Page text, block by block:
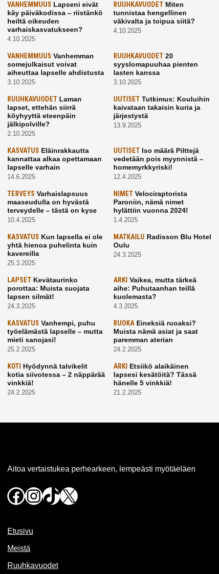
VANHEMMUUS Lapseni eivät
käy päiväkodissa – riistänkö
heiltä oikeuden
varhaiskasvatukseen?
4.10.2025
RUUHKAVUODETMiten
tunnistaa hengellinen
väkivalta ja toipua siitä?
4.10.2025
VANHEMMUUS Vanhemman
somejulkaisut voivat
aiheuttaa lapselle ahdistusta
3.10.2025
RUUHKAVUODET20
syyslomapuuhaa pienten
lasten kanssa
3.10.2025
RUUHKAVUODET Laman
lapset, ettehän siirrä
köyhyyttä eteenpäin
jälkipolville?
2.10.2025
UUTISETTutkimus: Kouluihin
kaivataan takaisin kuria ja
järjestystä
13.9.2025
KASVATUS Eläinrakkautta
kannattaa alkaa opettamaan
lapselle varhain
14.6.2025
UUTISETIso määrä Pilttejä
vedetään pois myynnistä –
homemyrkkyriski!
12.4.2025
TERVEYS Varhaislapsuus
maaseudulla on hyvästä
terveydelle – tästä on kyse
10.4.2025
NIMETVelociraptorista
Paroniin, nämä nimet
hylättiin vuonna 2024!
1.4.2025
KASVATUS Kun lapsella ei ole
yhtä hienoa puhelinta kuin
kavereilla
25.3.2025
MATKAILU Radisson Blu Hotel
Oulu
24.3.2025
LAPSET Kevätaurinko
porottaa: Muista suojata
lapsen silmät!
24.3.2025
ARKI Vaikea, mutta tärkeä
aihe: Puhutaanhan teillä
kuolemasta?
4.3.2025
KASVATUS Vanhempi, puhu
työelämästä lapselle – mutta
mieti sanojasi!
25.2.2025
RUOKAEineksiä ruoaksi?
Muista nämä asiat ja saat
paremman aterian
24.2.2025
KOTI Hyödynnä talvikelit
kotia siivotessa – 2 näppärää
vinkkiä!
24.2.2025
ARKI Etsiikö alaikäinen
lapsesi kesätöitä? Tässä
hänelle 5 vinkkiä!
21.2.2025
Aitoa vertaistukea perhearkeen, lempeästi myötäeläen
Facebook
Instagram
TikTok
X
Etusivu
Meistä
Ruuhkavuodet